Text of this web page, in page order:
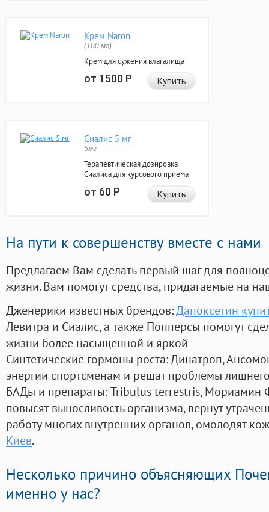
Крем Naron
(100 мг)
Крем для сужения влагалища
от 1500Р Купить
Сиалис 5 мг
5мг
Терапевтическая дозировка
Сиалиса для курсового приема
от 60Р Купить
На пути к совершенству вместе с нами
Предлагаем Вам сделать первый шаг для
жизни. Вам помогут средства, придагаемые на
Дженерики известных брендов:Дапоксетин
Левитра и Сиалис, а также Попперсы помогут
жизни более насыщенной и яркой
Синтетические гормоны роста: Динатроп,
энергии спортсменам и решат проблемы
БАДы и препараты:Tribulus terrestris, Мориамин
повысят выносливость организма, вернут
работу многих внутренних органов, омолодят
Киев.
Несколько причино объясняющих
именно у нас?